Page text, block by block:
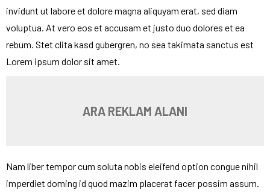
invidunt ut labore et dolore magna aliquyam erat, sed diam
voluptua. At vero eos et accusam et justo duo dolores et ea
rebum. Stet clita kasd gubergren, no sea takimata sanctus est
Lorem ipsum dolor sit amet.
ARA REKLAM ALANI
Nam liber tempor cum soluta nobis eleifend option congue nihil
imperdiet doming id quod mazim placerat facer possim assum.